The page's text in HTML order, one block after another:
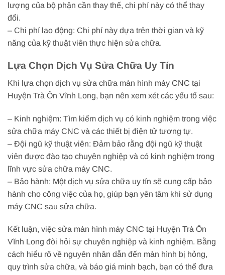
lượng của bộ phận cần thay thế, chi phí này có thể thay
đổi.
– Chi phí lao động: Chi phí này dựa trên thời gian và kỹ
năng của kỹ thuật viên thực hiện sửa chữa.
Lựa Chọn Dịch Vụ Sửa Chữa Uy Tín
Khi lựa chọn dịch vụ sửa chữa màn hình máy CNC tại
Huyện Trà Ôn Vĩnh Long, bạn nên xem xét các yếu tố sau:
– Kinh nghiệm: Tìm kiếm dịch vụ có kinh nghiệm trong việc
sửa chữa máy CNC và các thiết bị điện tử tương tự.
– Đội ngũ kỹ thuật viên: Đảm bảo rằng đội ngũ kỹ thuật
viên được đào tạo chuyên nghiệp và có kinh nghiệm trong
lĩnh vực sửa chữa máy CNC.
– Bảo hành: Một dịch vụ sửa chữa uy tín sẽ cung cấp bảo
hành cho công việc của họ, giúp bạn yên tâm khi sử dụng
máy CNC sau sửa chữa.
Kết luận, việc sửa màn hình máy CNC tại Huyện Trà Ôn
Vĩnh Long đòi hỏi sự chuyên nghiệp và kinh nghiệm. Bằng
cách hiểu rõ về nguyên nhân dẫn đến màn hình bị hỏng,
quy trình sửa chữa, và báo giá minh bạch, bạn có thể đưa